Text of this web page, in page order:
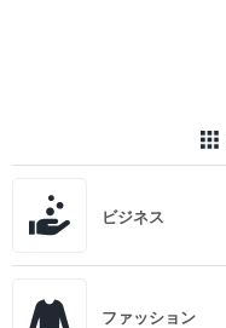
ビジネス
ファッション